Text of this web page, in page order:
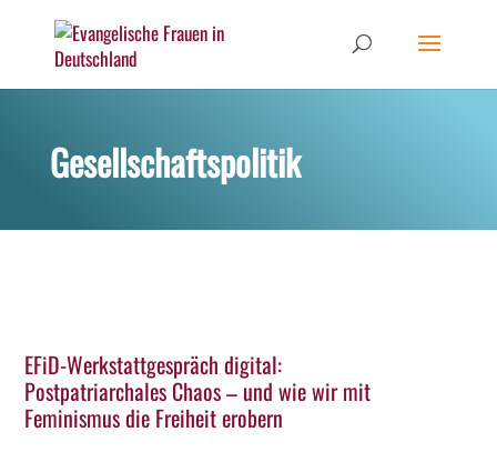
Gesellschaftspolitik
EFiD-Werkstattgespräch digital:
Postpatriarchales Chaos – und wie wir mit
Feminismus die Freiheit erobern